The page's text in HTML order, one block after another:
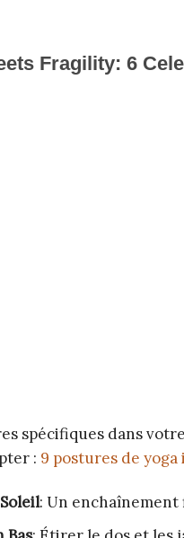
spécifiques dans
: 9 postures de
: Un